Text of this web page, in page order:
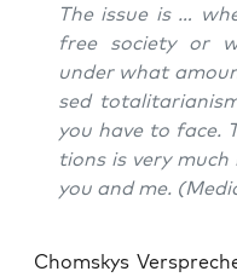
The issue is …
free socie­ty or
under what
sed
you have to face.
ti­ons is very
you and me. (
Chom­skys